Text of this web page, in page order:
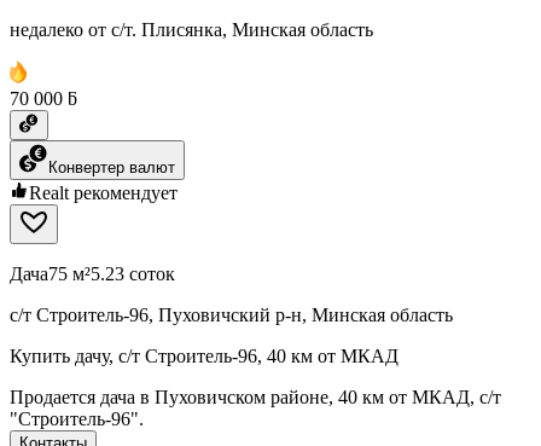
недалеко от с/т. Плисянка, Минская область
70 000 ƃ
Конвертер валют
Realt рекомендует
Дача75 м²5.23 соток
с/т Строитель-96, Пуховичский р-н, Минская область
Купить дачу, с/т Строитель-96, 40 км от МКАД
Продается дача в Пуховичском районе, 40 км от МКАД, с/т
"Строитель-96".
Контакты